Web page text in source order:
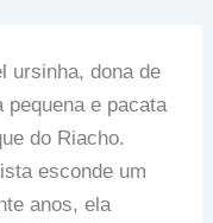
ursinha, dona de
pequena e pacata
do Riacho.
esconde um
anos, ela